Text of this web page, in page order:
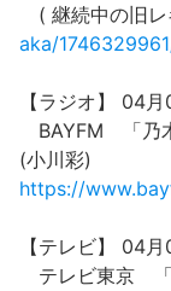
( 継続中の旧レ
aka/
【ラジオ】 04
BAYFM 「乃
(小川彩)
https://
【テレビ】 04
テレビ東京 「